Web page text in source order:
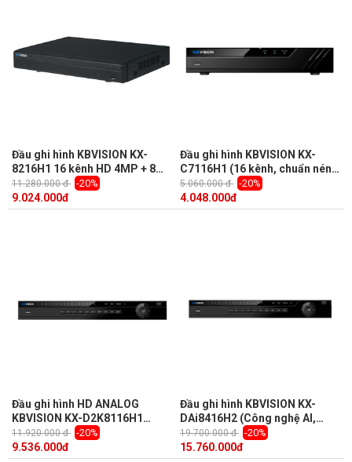
Đầu ghi hình KBVISION KX-
8216H1 16 kênh HD 4MP + 8
kênh IP, 2 Sata, Audio, truyền
tải âm thanh báo động
11.280.000 đ -20%
9.024.000đ
Đầu ghi hình KBVISION KX-
C7116H1 (16 kênh, chuẩn nén
H.265)
5.060.000 đ -20%
4.048.000đ
Đầu ghi hình HD ANALOG
KBVISION KX-D2K8116H1
(H265+ 16 kênh + 8 kênh ip,
8MP)
11.920.000 đ -20%
9.536.000đ
Đầu ghi hình KBVISION KX-
DAi8416H2 (Công nghệ AI,
nhận diện khuôn mặt, 16 kênh)
19.700.000 đ -20%
15.760.000đ